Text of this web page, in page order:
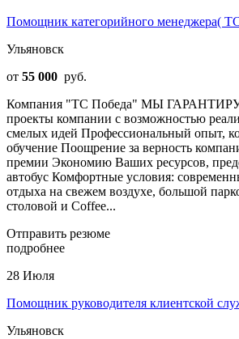
Помощник категорийного менеджера(
Ульяновск
от 55 000 руб.
Компания "ТС Победа" МЫ
проекты компании с возможностью
смелых идей Профессиональный опыт,
обучение Поощрение за верность
премии Экономию Ваших ресурсов,
автобус Комфортные условия:
отдыха на свежем воздухе, большой
столовой и Coffee...
Отправить резюме
подробнее
28 Июля
Помощник руководителя клиентской
Ульяновск